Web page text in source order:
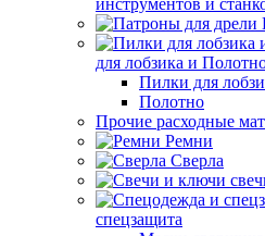
инструментов и
для лобзика и
Пилки для
Полотно
Прочие расходные
Ремни
Сверла
спецзащита